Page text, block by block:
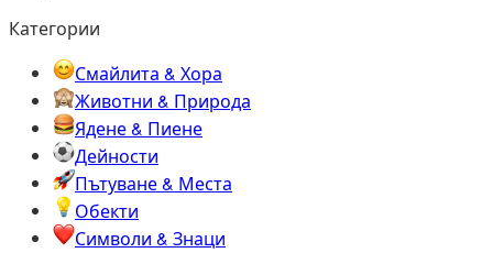
Категории
Смайлита & Хора
Животни & Природа
Ядене & Пиене
Дейности
Пътуване & Места
Обекти
Символи & Знаци